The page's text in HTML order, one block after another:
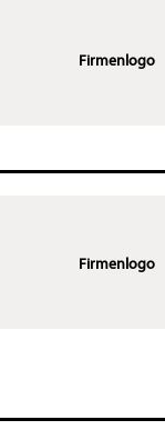
Firmenlogo
Firmenlogo